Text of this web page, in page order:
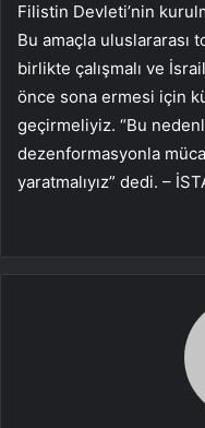
Filistin Devleti’nin
Bu amaçla uluslararası
birlikte çalışmalı ve
önce sona ermesi için
geçirmeliyiz. “Bu
dezenformasyonla
yaratmalıyız” dedi. –